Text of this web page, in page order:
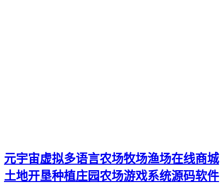
元宇宙虚拟多语言农场牧场渔场在线商城
土地开垦种植庄园农场游戏系统源码软件